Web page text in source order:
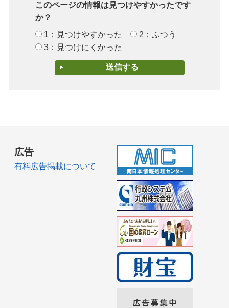
このページの情報は見つけやすかったです
か？
1：見つけやすかった
2：ふつう
3：見つけにくかった
広告
有料広告掲載について